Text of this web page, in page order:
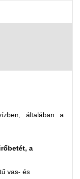
általában a
a
vas- és